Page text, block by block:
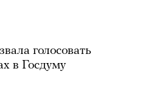
голосовать
в Госдуму